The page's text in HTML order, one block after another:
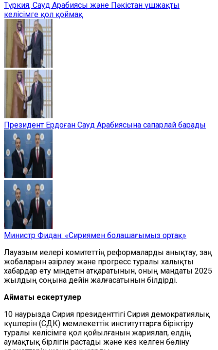
Түркия, Сауд Арабиясы және Пәкістан үшжақты
келісімге қол қоймақ
Президент Ердоған Сауд Арабиясына сапарлай барады
Министр Фидан: «Сириямен болашағымыз ортақ»
Лауазым иелері комитеттің реформаларды анықтау, заң
жобаларын әзірлеу және прогресс туралы халықты
хабардар ету міндетін атқаратынын, оның мандаты 2025
жылдың соңына дейін жалғасатынын білдірді.
Аймақтық ескертулер
10 наурызда Сирия президенттігі Сирия демократиялық
күштерін (СДК) мемлекеттік институттарға біріктіру
туралы келісімге қол қойылғанын жариялап, елдің
аумақтық бірлігін растады және кез келген бөліну